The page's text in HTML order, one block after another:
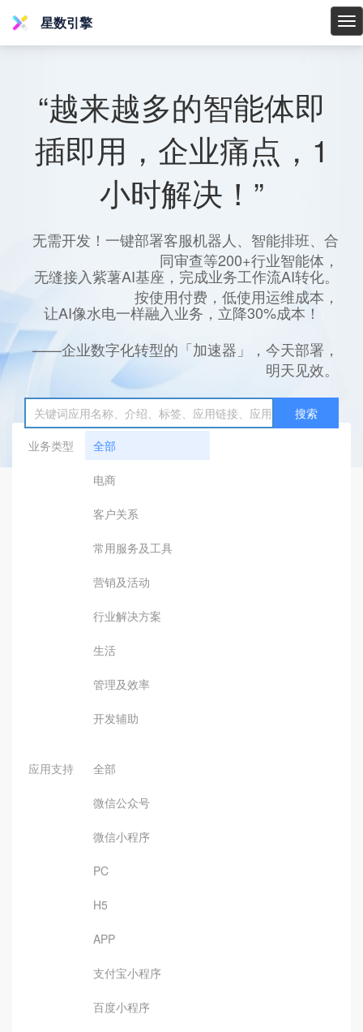
星
星数引擎
“越来越多的智能体即
插即用，企业痛点，1
小时解决！”
无需开发！一键部署客服机器人、智能排班、合
同审查等200+行业智能体，
无缝接入紫薯AI基座，完成业务工作流AI转化。
按使用付费，低使用运维成本，
让AI像水电一样融入业务，立降30%成本！
——企业数字化转型的「加速器」，今天部署，
明天见效。
搜索
业务类型
全部
电商
客户关系
常用服务及工具
营销及活动
行业解决方案
生活
管理及效率
开发辅助
应用支持 全部
微信公众号
微信小程序
PC
H5
APP
支付宝小程序
百度小程序